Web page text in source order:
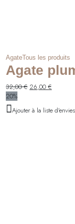
AgateTous les produits
Agate
32,00€ Le
était :
26,00 €
est :
20%
Ajouter à la liste d'envies